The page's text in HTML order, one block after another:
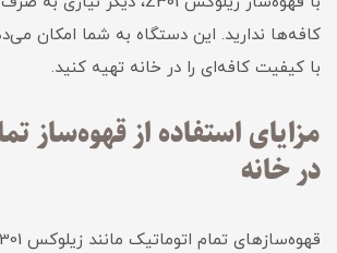
کافه‌ها ندارید. این دستگاه به شما امکان
با کیفیت کافه‌ای را در خانه تهیه کنید.
مزایای استفاده از قهوه‌ساز
در خانه